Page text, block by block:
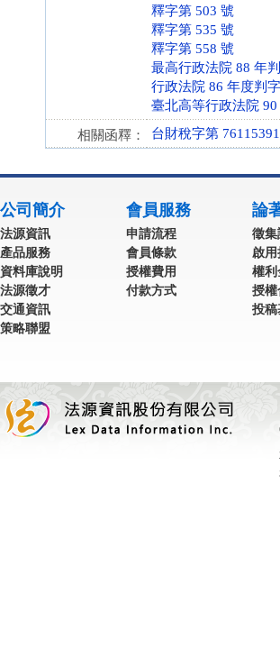
釋字第 503 號
釋字第 535 號
釋字第 558 號
最高行政法院 88 年
行政法院 86 年度判
臺北高等行政法院
相關函釋： 台財稅字第
公司簡介
法源資訊
產品服務
資料庫說明
法源徵才
交通資訊
策略聯盟
會員服務
申請流程
會員條款
授權費用
付款方式
論
徵集
啟
權利
授權
投稿